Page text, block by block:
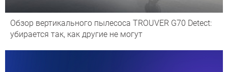
Обзор вертикального пылесоса TROUVER G70 Detect:
убирается так, как другие не могут